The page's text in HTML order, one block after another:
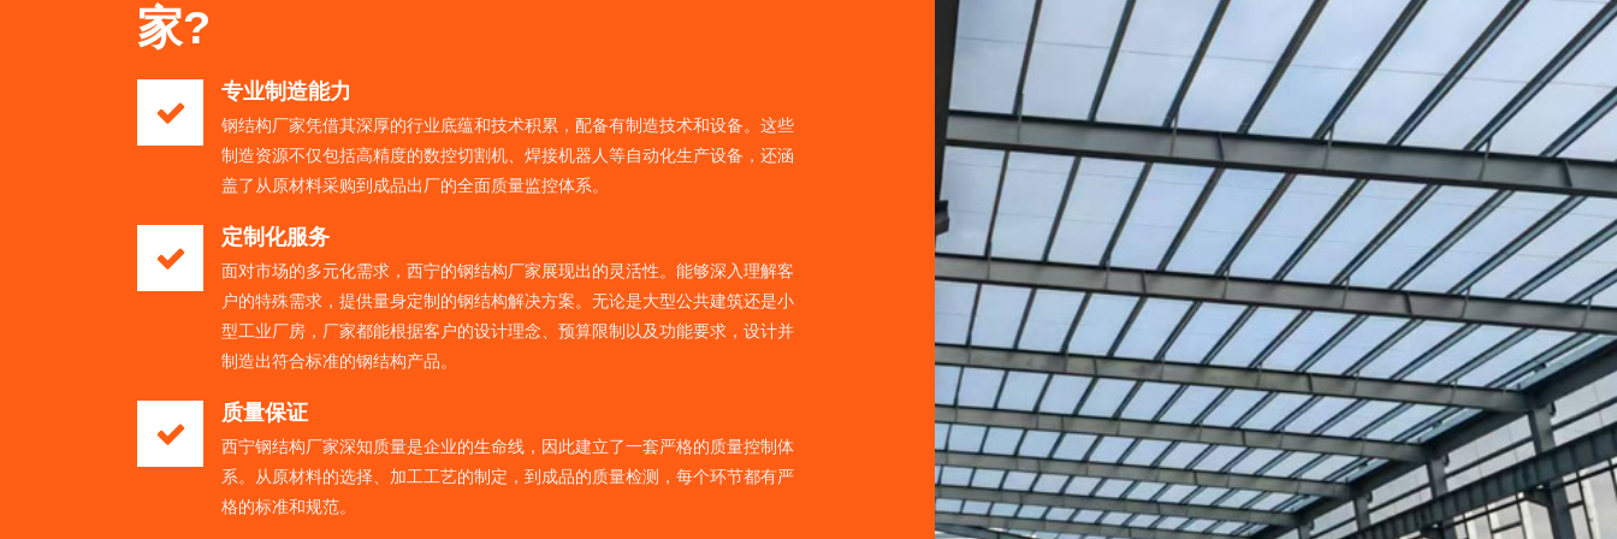
家?
专业制造能力
钢结构厂家凭借其深厚的行业底蕴和技术积累，配备有制造技术和设备。这些
制造资源不仅包括高精度的数控切割机、焊接机器人等自动化生产设备，还涵
盖了从原材料采购到成品出厂的全面质量监控体系。
定制化服务
面对市场的多元化需求，西宁的钢结构厂家展现出的灵活性。能够深入理解客
户的特殊需求，提供量身定制的钢结构解决方案。无论是大型公共建筑还是小
型工业厂房，厂家都能根据客户的设计理念、预算限制以及功能要求，设计并
制造出符合标准的钢结构产品。
质量保证
西宁钢结构厂家深知质量是企业的生命线，因此建立了一套严格的质量控制体
系。从原材料的选择、加工工艺的制定，到成品的质量检测，每个环节都有严
格的标准和规范。